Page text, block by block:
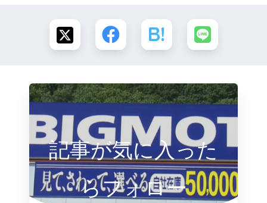
記事が気に入った
らフォロー